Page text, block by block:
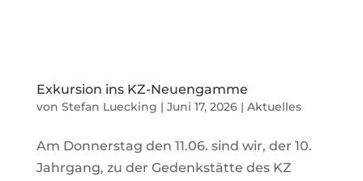
Exkursion ins KZ-Neuengamme
von Stefan Luecking | Juni 17, 2026| Aktuelles
Am Donnerstag den 11.06. sind wir, der 10.
Jahrgang, zu der Gedenkstätte des KZ